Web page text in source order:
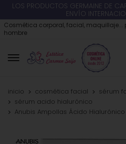
LOS PRODUCTOS GERMAINE DE
ENVÍO
Cosmética corporal, facial, maquillaje...
hombre
inicio cosmética facial
sérum
sérum acido hialurónico